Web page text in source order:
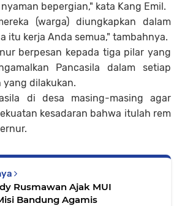
bepergian," kata Kang Emil.
(warga) diungkapkan dalam
itu kerja Anda semua," tambahnya.
berpesan kepada tiga pilar yang
Pancasila dalam setiap
yang dilakukan.
di desa masing-masing agar
kesadaran bahwa itulah rem
Rusmawan Ajak MUI
Bandung Agamis